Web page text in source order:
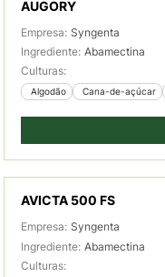
AUGORY
Empresa: Syngenta
Ingrediente: Abamectina
Culturas:
Algodão Cana-de-açúcar
AVICTA 500 FS
Empresa: Syngenta
Ingrediente: Abamectina
Culturas: